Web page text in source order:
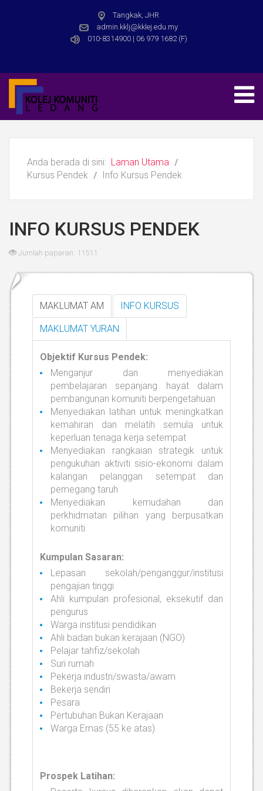
Tangkak, JHR
admin.kklj@kklej.edu.my
010-8314900 | 06 979 1682 (F)
Anda berada di sini: Laman Utama
Kursus Pendek
Info Kursus Pendek
INFO KURSUS PENDEK
Jumlah paparan: 11511
MAKLUMAT AM INFO KURSUS
MAKLUMAT YURAN
Objektif Kursus Pendek:
Menganjur dan menyediakan
pembelajaran sepanjang hayat dalam
pembangunan komuniti berpengetahuan
Menyediakan latihan untuk meningkatkan
kemahiran dan melatih semula untuk
keperluan tenaga kerja setempat
Menyediakan rangkaian strategik untuk
pengukuhan aktiviti sisio-ekonomi dalam
kalangan pelanggan setempat dan
pemegang taruh
Menyediakan kemudahan dan
perkhidmatan pilihan yang berpusatkan
komuniti
Kumpulan Sasaran:
Lepasan sekolah/penganggur/institusi
pengajian tinggi
Ahli kumpulan profesional, eksekutif dan
pengurus
Warga institusi pendidikan
Ahli badan bukan kerajaan (NGO)
Pelajar tahfiz/sekolah
Suri rumah
Pekerja industri/swasta/awam
Bekerja sendiri
Pesara
Pertubuhan Bukan Kerajaan
Warga Emas (55 ke atas)
Prospek Latihan: